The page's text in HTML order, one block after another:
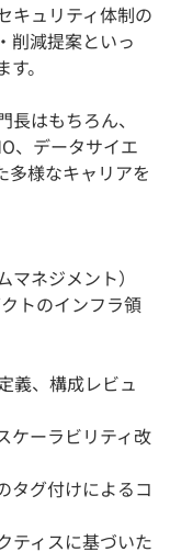
キュリティ体制の
削減提案といっ
。
はもちろん、
、データサイエ
多様なキャリアを
ネジメント）
トのインフラ領
義、構成レビュ
ケーラビリティ改
タグ付けによるコ
ティスに基づいた